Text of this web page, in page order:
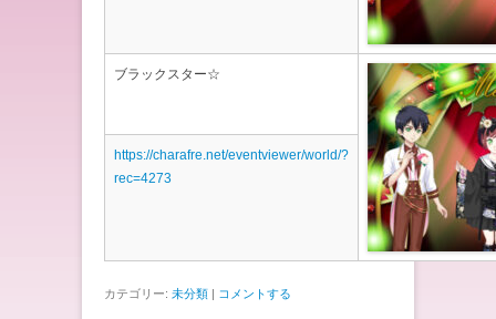
ブラックスター☆
https://charafre.net/eventviewer/world/?
rec=4273
カテゴリー: 未分類 | コメントする